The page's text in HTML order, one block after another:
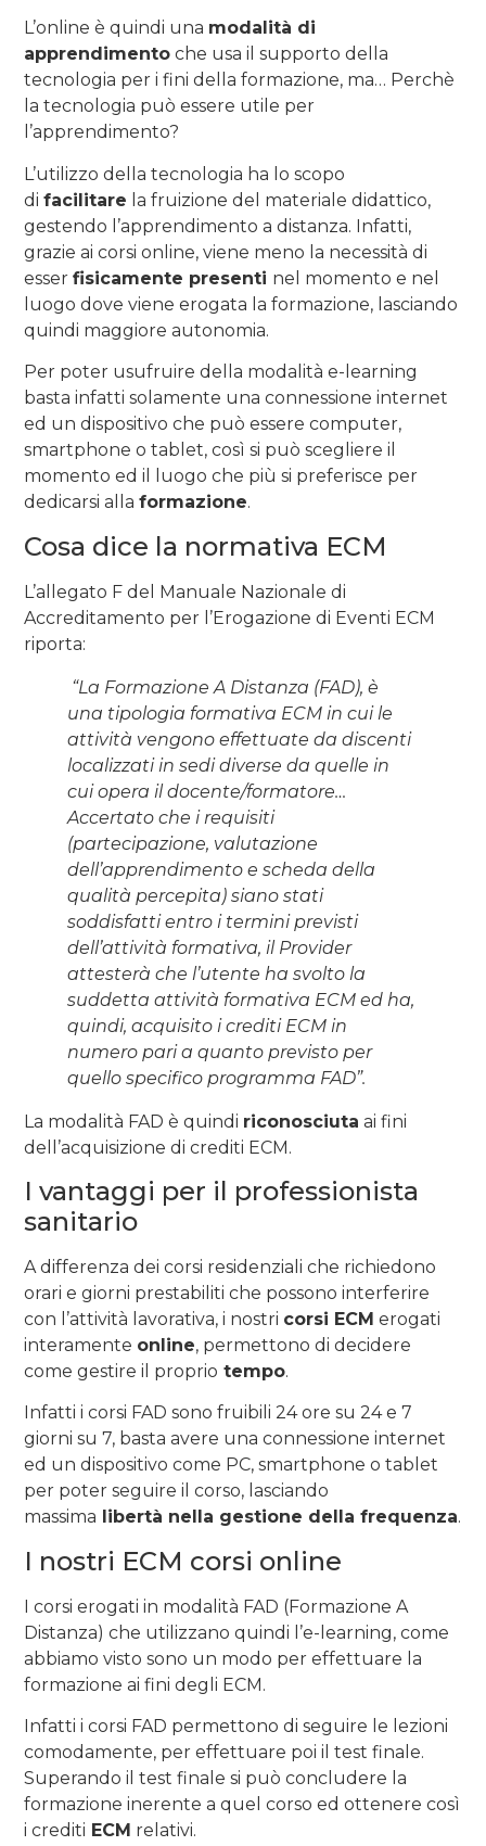
L’online è quindi una modalità di
apprendimento che usa il supporto della
tecnologia per i fini della formazione, ma… Perchè
la tecnologia può essere utile per
l’apprendimento?
L’utilizzo della tecnologia ha lo scopo
difacilitare la fruizione del materiale didattico,
gestendo l’apprendimento a distanza. Infatti,
grazie ai corsi online, viene meno la necessità di
esserfisicamente presenti nel momento e nel
luogo dove viene erogata la formazione, lasciando
quindi maggiore autonomia.
Per poter usufruire della modalità e-learning
basta infatti solamente una connessione internet
ed un dispositivo che può essere computer,
smartphone o tablet, così si può scegliere il
momento ed il luogo che più si preferisce per
dedicarsi allaformazione.
Cosa dice la normativa ECM
L’allegato F del Manuale Nazionale di
Accreditamento per l’Erogazione di Eventi ECM
riporta:
“La Formazione A Distanza (FAD), è
una tipologia formativa ECM in cui le
attività vengono effettuate da discenti
localizzati in sedi diverse da quelle in
cui opera il docente/formatore…
Accertato che i requisiti
(partecipazione, valutazione
dell’apprendimento e scheda della
qualità percepita) siano stati
soddisfatti entro i termini previsti
dell’attività formativa, il Provider
attesterà che l’utente ha svolto la
suddetta attività formativa ECM ed ha,
quindi, acquisito i crediti ECM in
numero pari a quanto previsto per
quello specifico programma FAD”.
La modalità FAD è quindi riconosciuta ai fini
dell’acquisizione di crediti ECM.
I vantaggi per il professionista
sanitario
A differenza dei corsi residenziali che richiedono
orari e giorni prestabiliti che possono interferire
con l’attività lavorativa, i nostri corsi ECM erogati
interamente online, permettono di decidere
come gestire il proprio tempo.
Infatti i corsi FAD sono fruibili 24 ore su 24 e 7
giorni su 7, basta avere una connessione internet
ed un dispositivo come PC, smartphone o tablet
per poter seguire il corso, lasciando
massima libertà nella gestione della frequenza.
I nostri ECM corsi online
I corsi erogati in modalità FAD (Formazione A
Distanza) che utilizzano quindi l’e-learning, come
abbiamo visto sono un modo per effettuare la
formazione ai fini degli ECM.
Infatti i corsi FAD permettono di seguire le lezioni
comodamente, per effettuare poi il test finale.
Superando il test finale si può concludere la
formazione inerente a quel corso ed ottenere così
i crediti ECM relativi.